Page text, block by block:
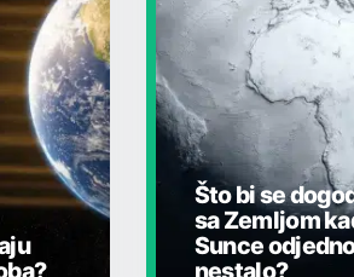
Što bi se
sa Zemljom
Sunce